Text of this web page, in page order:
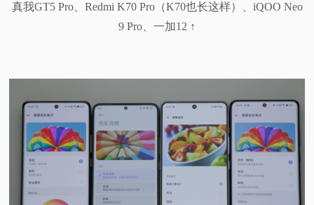
真我GT5 Pro、Redmi K70 Pro（K70也长这样）、iQOO Neo
9 Pro、一加12 ↑